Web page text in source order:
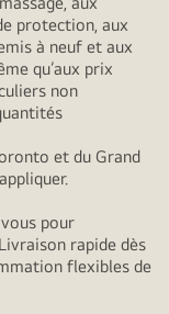
protection, aux
à neuf et aux
qu’aux prix
non
et du Grand
pour
rapide dès
flexibles de